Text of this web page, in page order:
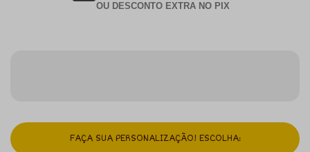
OU DESCONTO EXTRA NO PIX
FAÇA SUA PERSONALIZAÇÃO! ESCOLHA: